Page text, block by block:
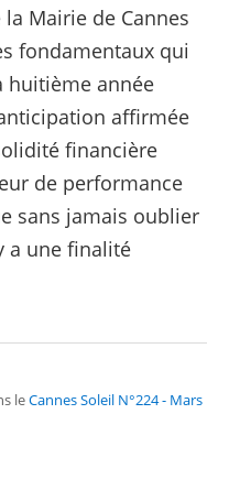
Mairie de Cannes
fondamentaux qui
année
affirmée
financière
de performance
sans jamais oublier
a une finalité
leCannes Soleil N°224 - Mars